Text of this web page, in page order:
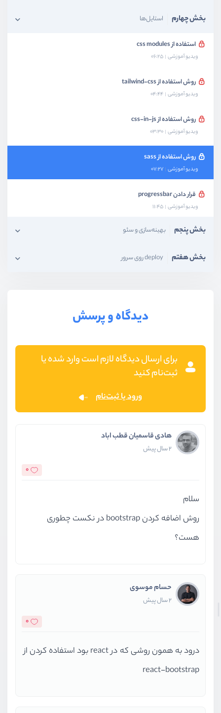
بخش چهارم استایل‌ها
استفاده از css modules
ویدیو آموزشی 06:25
روش استفاده از tailwind-css
ویدیو آموزشی 04:44
روش استفاده از css-in-js
ویدیو آموزشی 03:30
روش استفاده از sass
ویدیو آموزشی 07:27
قرار دادن progressbar
ویدیو آموزشی 11:45
بخش پنجم بهینه‌سازی و سئو
بخش هفتم deploy روی سرور
دیدگاه و پرسش
برای ارسال دیدگاه لازم است وارد شده یا
ثبت‌نام کنید
ورود یا ثبت‌نام
هادی قاسمیان قطب اباد
2 سال پیش
0
سلام
روش اضافه کردن bootstrap در نکست چطوری
هست؟
حسام موسوی
2 سال پیش
0
درود به همون روشی که در react بود استفاده کردن از
react-bootstrap